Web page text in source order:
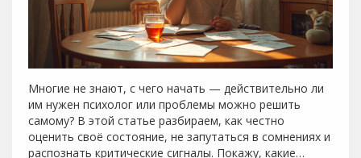
Многие не знают, с чего начать — действительно ли
им нужен психолог или проблемы можно решить
самому? В этой статье разбираем, как честно
оценить своё состояние, не запутаться в сомнениях и
распознать критические сигналы. Покажу, какие